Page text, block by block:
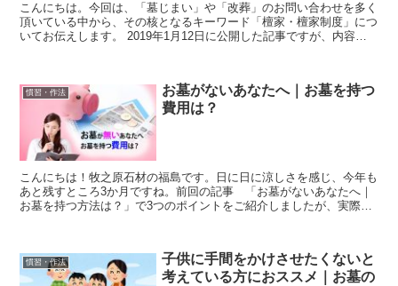
こんにちは。今回は、「墓じまい」や「改葬」のお問い合わせを多く
頂いている中から、その核となるキーワード「檀家・檀家制度」につ
いてお伝えします。 2019年1月12日に公開した記事ですが、内容加
慣習・作法
お墓がないあなたへ｜お墓を持つ
費用は？
こんにちは！牧之原石材の福島です。日に日に涼しさを感じ、今年も
あと残すところ3か月ですね。前回の記事 「お墓がないあなたへ｜
お墓を持つ方法は？」で3つのポイントをご紹介しましたが、実際の
慣習・作法
子供に手間をかけさせたくないと
考えている方におススメ｜お墓の